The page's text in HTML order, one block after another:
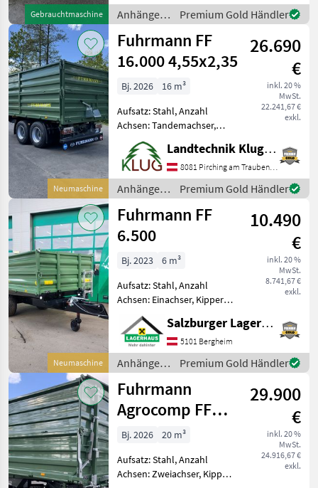
Gebrauchtmaschine
- Bremsachse mit
Umsteckbremse - Re
Anhänger /
Fuhrmann
Premium Gold Händler
Neumaschine
Fuhrmann FF
16.000 4,55x2,35
26.690
€
inkl. 20 %
MwSt.
22.241,67 €
exkl.
Bj. 2026
16 m³
Aufsatz: Stahl, Anzahl
Achsen: Tandemachser,
Kipper-Bauart: Dreiseiten-
Kipper, Bremse:
Druckluftbremse,
Typenschein, Pendel-
Bordwände,
Sattelstützwinde Neuer
FUHRMANN FF 1
Landtechnik Klug e. U.
8081 Pirching am Traubenberg
Anhänger /
Fuhrmann
Premium Gold Händler
Neumaschine
Fuhrmann FF
6.500
10.490
€
inkl. 20 %
MwSt.
8.741,67 €
exkl.
Bj. 2023
6 m³
Aufsatz: Stahl, Anzahl
Achsen: Einachser, Kipper-
Bauart: Dreiseiten-Kipper,
Bremse: Hydraulische
Bremse, Pendel-
Bordwände, Typenschein
Neuer Einachs 3-Seiten
Kipper vom ö
Salzburger Lagerhaus-Technik
5101 Bergheim
Anhänger /
Fuhrmann
Premium Gold Händler
Fuhrmann
Agrocomp FF
18.000
29.900
€
inkl. 20 %
MwSt.
24.916,67 €
exkl.
Bj. 2026
20 m³
Aufsatz: Stahl, Anzahl
Achsen: Zweiachser, Kipper-